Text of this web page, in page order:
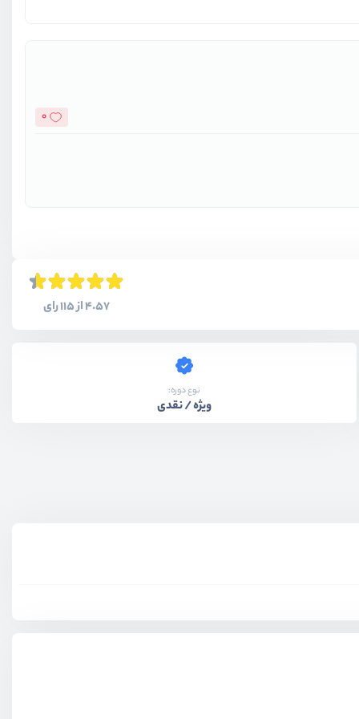
0
4.57 از 115 رای
نوع دوره:
ویژه / نقدی